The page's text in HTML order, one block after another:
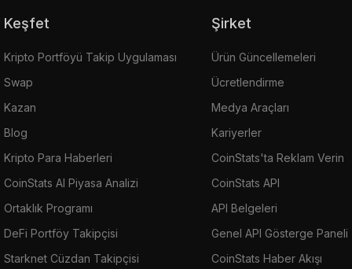
Keşfet
Kripto Portföyü Takip Uygulaması
Swap
Kazan
Blog
Kripto Para Haberleri
CoinStats AI Piyasa Analizi
Ortaklık Programı
DeFi Portföy Takipçisi
Starknet Cüzdan Takipçisi
Şirket
Ürün Güncellemeleri
Ücretlendirme
Medya Araçları
Kariyerler
CoinStats'ta Reklam Verin
CoinStats API
API Belgeleri
Genel API Gösterge Paneli
CoinStats Haber Akışı